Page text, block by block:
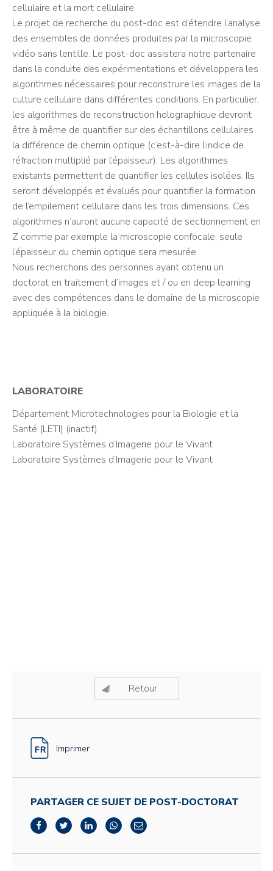
cellulaire et la mort cellulaire.
Le projet de recherche du post-doc est d’étendre l’analyse
des ensembles de données produites par la microscopie
vidéo sans lentille. Le post-doc assistera notre partenaire
dans la conduite des expérimentations et développera les
algorithmes nécessaires pour reconstruire les images de la
culture cellulaire dans différentes conditions. En particulier,
les algorithmes de reconstruction holographique devront
être à même de quantifier sur des échantillons cellulaires
la différence de chemin optique (c’est-à-dire l’indice de
réfraction multiplié par l’épaisseur). Les algorithmes
existants permettent de quantifier les cellules isolées. Ils
seront développés et évalués pour quantifier la formation
de l’empilement cellulaire dans les trois dimensions. Ces
algorithmes n’auront aucune capacité de sectionnement en
Z comme par exemple la microscopie confocale, seule
l’épaisseur du chemin optique sera mesurée
Nous recherchons des personnes ayant obtenu un
doctorat en traitement d’images et / ou en deep learning
avec des compétences dans le domaine de la microscopie
appliquée à la biologie.
LABORATOIRE
Département Microtechnologies pour la Biologie et la
Santé (LETI) (inactif)
Laboratoire Systèmes d’Imagerie pour le Vivant
Laboratoire Systèmes d’Imagerie pour le Vivant
Retour
Imprimer
PARTAGER CE SUJET DE POST-DOCTORAT